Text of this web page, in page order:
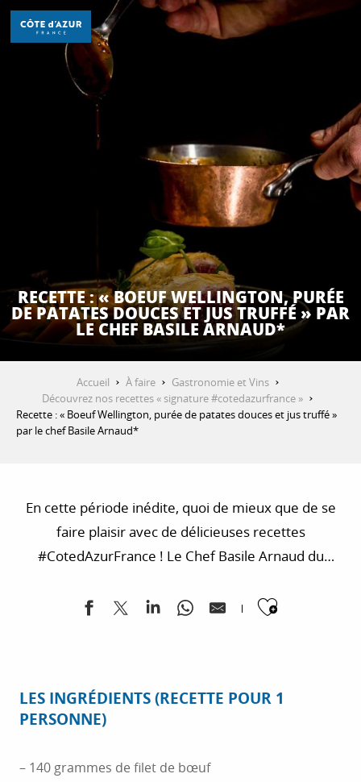
Aller
contenu
DÉCOUVRIR
À FAIRE
RECETTE : « BOEUF WELLINGTON, PURÉE
DE PATATES DOUCES ET JUS TRUFFÉ » PAR
LE CHEF BASILE ARNAUD*
Accueil À faire
Gastronomie et Vins
Découvrez nos recettes « signature #cotedazurfrance »
Recette : « Boeuf Wellington, purée de patates douces et jus truffé »
par le chef Basile Arnaud*
En cette période inédite, quoi de mieux que de se
faire plaisir avec de délicieuses recettes
#CotedAzurFrance ! Le Chef Basile Arnaud du
exclusivité sa recette du Bœuf Wellington, purée de
sur les réseaux sociaux en les hashtags
#CotedAzurFrance et #LeMasCandille !
LES INGRÉDIENTS (RECETTE POUR 1
PERSONNE)
– 140 grammes de filet de bœuf